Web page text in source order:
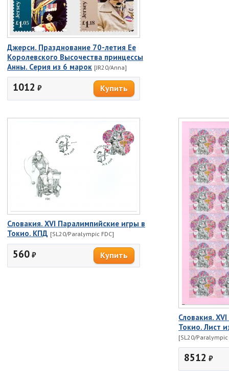
Джерси. Празднование 70-летия Ее
Королевского Высочества принцессы
Анны. Серия из 6 марок [JR20/Anna]
1012 ₽
Словакия. XVI Паралимпийские игры в
Токио. КПД [SL20/Paralympic FDC]
560 ₽
Словакия.
Токио. Лист
[SL20/
8512 ₽